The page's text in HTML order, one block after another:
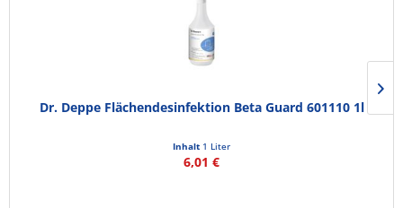
Dr. Deppe Flächendesinfektion Beta Guard 601110 1l
Inhalt 1 Liter
6,01 €